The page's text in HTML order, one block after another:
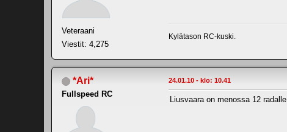
Veteraani
Viestit: 4,275
Kylätason RC-kuski.
*Ari*
Fullspeed RC
24.01.10 - klo: 10.41
Liusvaara on menossa 12 radalle